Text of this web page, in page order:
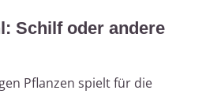
Schilf oder andere
Pflanzen spielt für die